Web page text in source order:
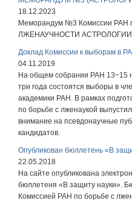
18.12.2023
Меморандум №3 Комиссии РАН
ЛЖЕНАУЧНОСТИ АСТРОЛОГИИ
Доклад Комиссии к выборам в
04.11.2019
На общем собрании РАН 13−15
три года состоятся выборы в
академики РАН. В рамках
по борьбе с лженаукой
внимание на псевдонаучные
кандидатов.
Опубликован бюллетень «В
22.05.2018
На сайте опубликована
бюллетеня «В защиту науки».
Комиссией РАН по борьбе с